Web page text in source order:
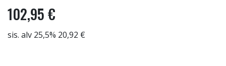
102,95 €
sis. alv 25,5% 20,92 €